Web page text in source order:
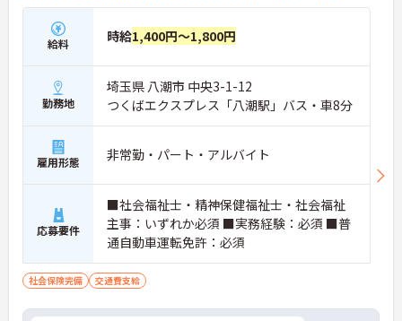
給料 時給1,400円～1,800円
勤務地
埼玉県 八潮市 中央3-1-12
つくばエクスプレス「八潮駅」バス・車8分
雇用形態 非常勤・パート・アルバイト
応募要件
■社会福祉士・精神保健福祉士・社会福祉
主事：いずれか必須 ■実務経験：必須 ■普
通自動車運転免許：必須
社会保険完備 交通費支給